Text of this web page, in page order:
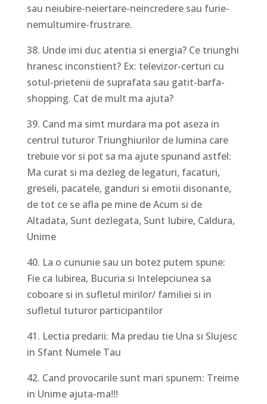
sau neiubire-neiertare-neincredere sau furie-
nemultumire-frustrare.
38. Unde imi duc atentia si energia? Ce triunghi
hranesc inconstient? Ex: televizor-certuri cu
sotul-prietenii de suprafata sau gatit-barfa-
shopping. Cat de mult ma ajuta?
39. Cand ma simt murdara ma pot aseza in
centrul tuturor Triunghiurilor de lumina care
trebuie vor si pot sa ma ajute spunand astfel:
Ma curat si ma dezleg de legaturi, facaturi,
greseli, pacatele, ganduri si emotii disonante,
de tot ce se afla pe mine de Acum si de
Altadata, Sunt dezlegata, Sunt Iubire, Caldura,
Unime
40. La o cununie sau un botez putem spune:
Fie ca Iubirea, Bucuria si Intelepciunea sa
coboare si in sufletul mirilor/ familiei si in
sufletul tuturor participantilor
41. Lectia predarii: Ma predau tie Una si Slujesc
in Sfant Numele Tau
42. Cand provocarile sunt mari spunem: Treime
in Unime ajuta-ma!!!